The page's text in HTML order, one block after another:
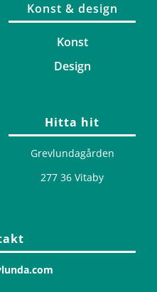
Konst & design
Konst
Design
Hitta hit
Grevlundagården
277 36 Vitaby